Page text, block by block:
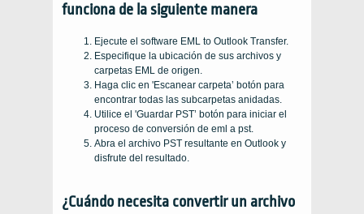
funciona de la siguiente manera
Ejecute el software EML to Outlook Transfer.
Especifique la ubicación de sus archivos y
carpetas EML de origen.
Haga clic en 'Escanear carpeta’ botón para
encontrar todas las subcarpetas anidadas.
Utilice el 'Guardar PST’ botón para iniciar el
proceso de conversión de eml a pst.
Abra el archivo PST resultante en Outlook y
disfrute del resultado.
¿Cuándo necesita convertir un archivo